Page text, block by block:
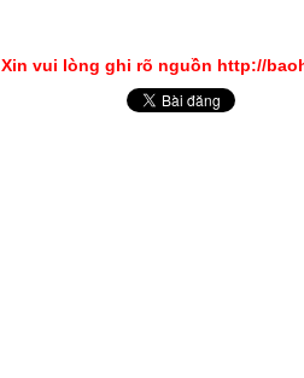
Xin vui lòng ghi rõ nguồn http://